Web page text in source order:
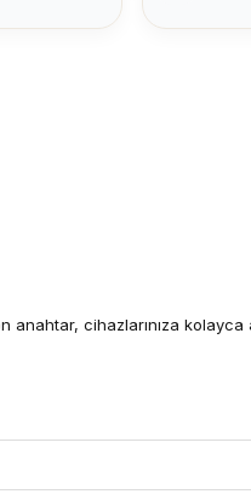
anahtar, cihazlarınıza